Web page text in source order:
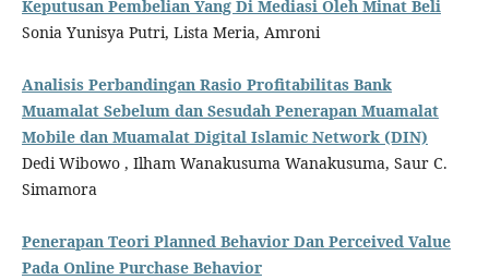
Keputusan Pembelian Yang Di Mediasi Oleh Minat Beli
Sonia Yunisya Putri, Lista Meria, Amroni
Analisis Perbandingan Rasio Profitabilitas Bank
Muamalat Sebelum dan Sesudah Penerapan Muamalat
Mobile dan Muamalat Digital Islamic Network (DIN)
Dedi Wibowo , Ilham Wanakusuma Wanakusuma, Saur C.
Simamora
Penerapan Teori Planned Behavior Dan Perceived Value
Pada Online Purchase Behavior